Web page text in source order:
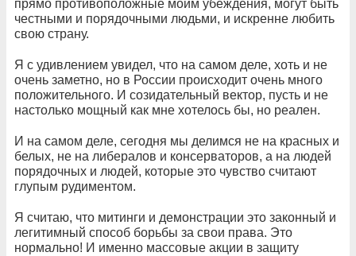
прямо противоположные моим убеждения, могут быть
честными и порядочными людьми, и искренне любить
свою страну.
Я с удивлением увидел, что на самом деле, хоть и не
очень заметно, но в России происходит очень много
положительного. И созидательный вектор, пусть и не
настолько мощный как мне хотелось бы, но реален.
И на самом деле, сегодня мы делимся не на красных и
белых, не на либералов и консерваторов, а на людей
порядочных и людей, которые это чувство считают
глупым рудиментом.
Я считаю, что митинги и демонстрации это законный и
легитимный способ борьбы за свои права. Это
нормально! И именно массовые акции в защиту